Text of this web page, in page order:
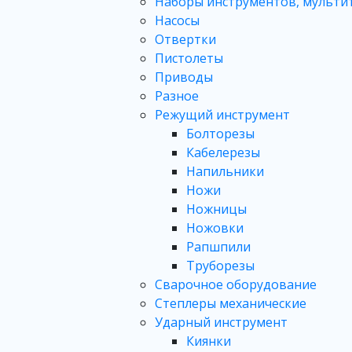
Насосы
Отвертки
Пистолеты
Приводы
Разное
Режущий инструмент
Болторезы
Кабелерезы
Напильники
Ножи
Ножницы
Ножовки
Рапшпили
Труборезы
Сварочное оборудование
Степлеры механические
Ударный инструмент
Киянки